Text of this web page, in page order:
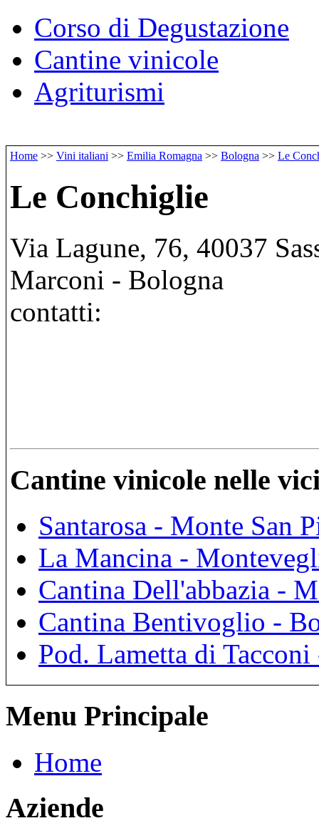
Corso di Degustazione
Cantine vinicole
Agriturismi
Home >> Vini italiani >> Emilia Romagna >> Bologna >> Le
Le Conchiglie
Via Lagune, 76, 40037
Marconi - Bologna
contatti:
Cantine vinicole nelle
Santarosa - Monte San
La Mancina -
Cantina Dell'abbazia -
Cantina Bentivoglio -
Pod. Lametta di
Menu Principale
Home
Aziende